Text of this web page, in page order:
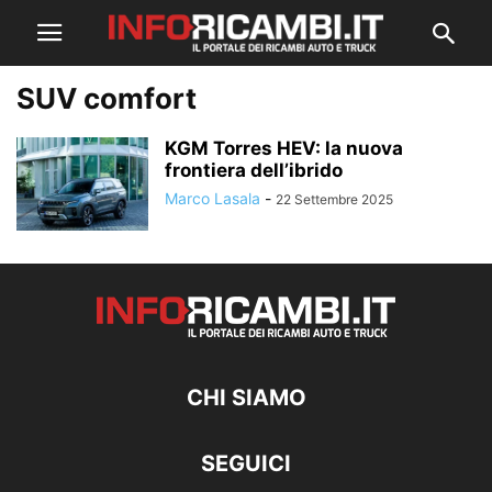
SUV comfort
KGM Torres HEV: la nuova
frontiera dell’ibrido
Marco Lasala - 22 Settembre 2025
CHI SIAMO
SEGUICI